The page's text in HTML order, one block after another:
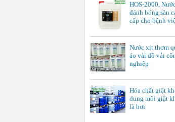
HOS-2000,
đánh bóng sàn
cấp cho bệnh
Nước xịt thơm
áo vải đồ vải
nghiệp
Hóa chất giặt
dung môi giặt
là hơi